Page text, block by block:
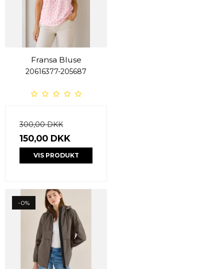
Fransa Bluse
20616377-205687
300,00 DKK
150,00 DKK
VIS PRODUKT
-0%